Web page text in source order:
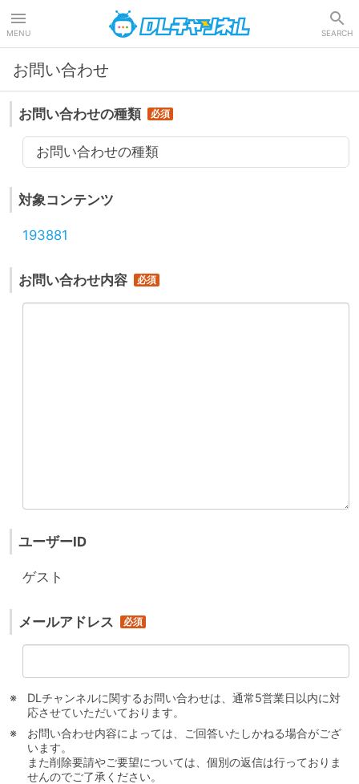
MENU SEARCH
お問い合わせ
お問い合わせの種類
お問い合わせの種類
対象コンテンツ
193881
お問い合わせ内容
ユーザーID
ゲスト
メールアドレス
DLチャンネルに関するお問い合わせは、通常5営業日以内に対
応させていただいております。
お問い合わせ内容によっては、ご回答いたしかねる場合がござ
います。
また削除要請やご要望については、個別の返信は行っておりま
せんのでご了承ください。